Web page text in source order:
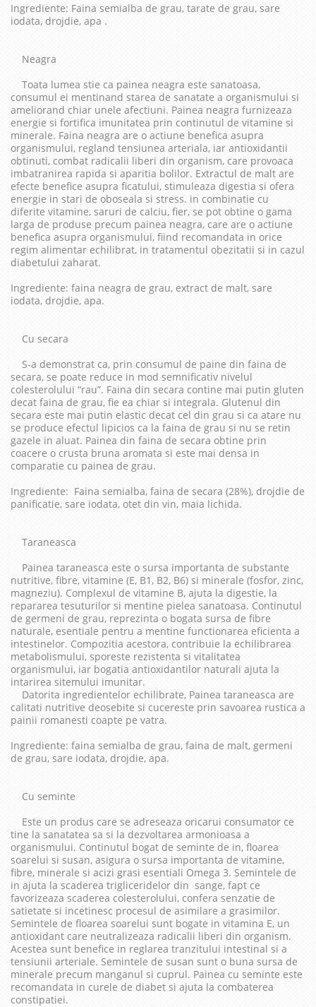
Ingrediente: Faina semialba de grau, tarate de grau, sare
iodata, drojdie, apa .
Neagra
Toata lumea stie ca painea neagra este sanatoasa,
consumul ei mentinand starea de sanatate a organismului si
ameliorand chiar unele afectiuni. Painea neagra furnizeaza
energie si fortifica imunitatea prin continutul de vitamine si
minerale. Faina neagra are o actiune benefica asupra
organismului, regland tensiunea arteriala, iar antioxidantii
obtinuti, combat radicalii liberi din organism, care provoaca
imbatranirea rapida si aparitia bolilor. Extractul de malt are
efecte benefice asupra ficatului, stimuleaza digestia si ofera
energie in stari de oboseala si stress. in combinatie cu
diferite vitamine, saruri de calciu, fier, se pot obtine o gama
larga de produse precum painea neagra, care are o actiune
benefica asupra organismului, fiind recomandata in orice
regim alimentar echilibrat, in tratamentul obezitatii si in cazul
diabetului zaharat.
Ingrediente: faina neagra de grau, extract de malt, sare
iodata, drojdie, apa.
Cu secara
S-a demonstrat ca, prin consumul de paine din faina de
secara, se poate reduce in mod semnificativ nivelul
colesterolului “rau”. Faina din secara contine mai putin gluten
decat faina de grau, fie ea chiar si integrala. Glutenul din
secara este mai putin elastic decat cel din grau si ca atare nu
se produce efectul lipicios ca la faina de grau si nu se retin
gazele in aluat. Painea din faina de secara obtine prin
coacere o crusta bruna aromata si este mai densa in
comparatie cu painea de grau.
Ingrediente: Faina semialba, faina de secara (28%), drojdie de
panificatie, sare iodata, otet din vin, maia lichida.
Taraneasca
Painea taraneasca este o sursa importanta de substante
nutritive, fibre, vitamine (E, B1, B2, B6) si minerale (fosfor, zinc,
magneziu). Complexul de vitamine B, ajuta la digestie, la
repararea tesuturilor si mentine pielea sanatoasa. Continutul
de germeni de grau, reprezinta o bogata sursa de fibre
naturale, esentiale pentru a mentine functionarea eficienta a
intestinelor. Compozitia acestora, contribuie la echilibrarea
metabolismului, sporeste rezistenta si vitalitatea
organismului, iar bogatia antioxidantilor naturali ajuta la
intarirea sitemului imunitar.
Datorita ingredientelor echilibrate, Painea taraneasca are
calitati nutritive deosebite si cucereste prin savoarea rustica a
painii romanesti coapte pe vatra.
Ingrediente: faina semialba de grau, faina de malt, germeni
de grau, sare iodata, drojdie, apa.
Cu seminte
Este un produs care se adreseaza oricarui consumator ce
tine la sanatatea sa si la dezvoltarea armonioasa a
organismului. Continutul bogat de seminte de in, floarea
soarelui si susan, asigura o sursa importanta de vitamine,
fibre, minerale si acizi grasi esentiali Omega 3. Semintele de
in ajuta la scaderea trigliceridelor din sange, fapt ce
favorizeaza scaderea colesterolului, confera senzatie de
satietate si incetinesc procesul de asimilare a grasimilor.
Semintele de floarea soarelui sunt bogate in vitamina E, un
antioxidant care neutralizeaza radicalii liberi din organism.
Acestea sunt benefice in reglarea tranzitului intestinal si a
tensiunii arteriale. Semintele de susan sunt o buna sursa de
minerale precum manganul si cuprul. Painea cu seminte este
recomandata in curele de diabet si ajuta la combaterea
constipatiei.